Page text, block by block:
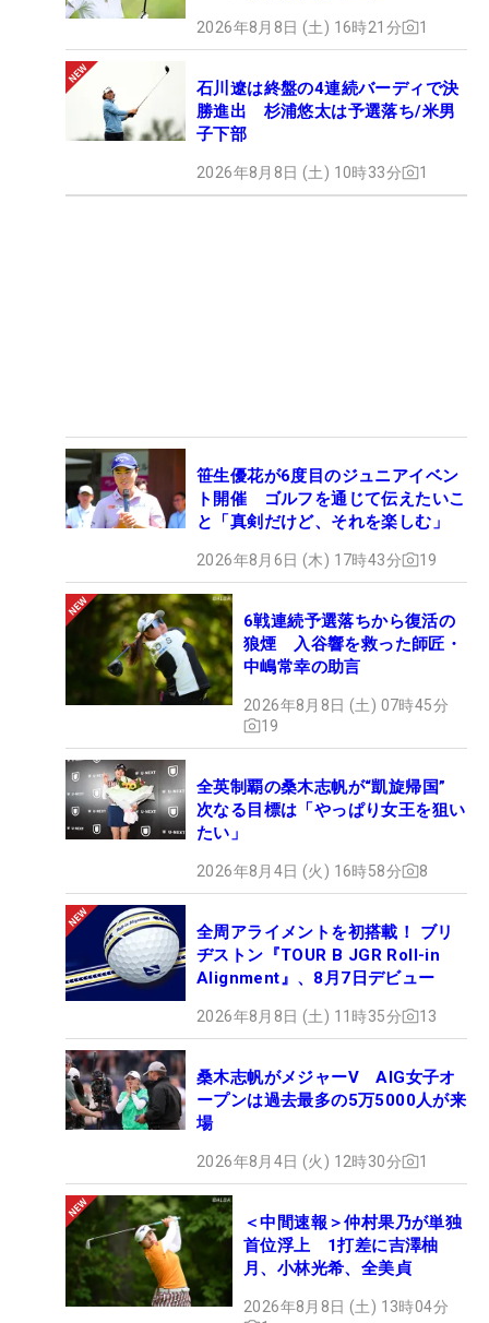
2026年8月8日 (土) 16時21分 1
石川遼は終盤の4連続バーディで決
勝進出 杉浦悠太は予選落ち/米男
子下部
2026年8月8日 (土) 10時33分 1
笹生優花が6度目のジュニアイベン
ト開催 ゴルフを通じて伝えたいこ
と「真剣だけど、それを楽しむ」
2026年8月6日 (木) 17時43分 19
6戦連続予選落ちから復活の
狼煙 入谷響を救った師匠・
中嶋常幸の助言
2026年8月8日 (土) 07時45分
19
全英制覇の桑木志帆が“凱旋帰国”
次なる目標は「やっぱり女王を狙い
たい」
2026年8月4日 (火) 16時58分 8
全周アライメントを初搭載！ ブリ
ヂストン『TOUR B JGR Roll-in
Alignment』、8月7日デビュー
2026年8月8日 (土) 11時35分 13
桑木志帆がメジャーV AIG女子オ
ープンは過去最多の5万5000人が来
場
2026年8月4日 (火) 12時30分 1
＜中間速報＞仲村果乃が単独
首位浮上 1打差に吉澤柚
月、小林光希、全美貞
2026年8月8日 (土) 13時04分